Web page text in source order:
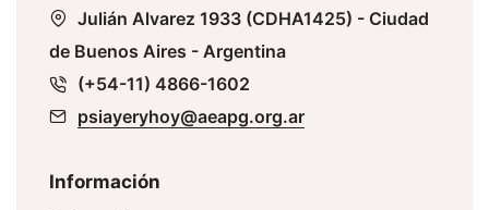
Julián Alvarez 1933 (CDHA1425) - Ciudad
de Buenos Aires - Argentina
(+54-11) 4866-1602
psiayeryhoy@aeapg.org.ar
Información